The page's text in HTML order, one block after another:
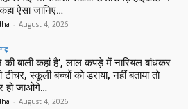
ऐसा जानिए…
- August 4, 2026
की बाली कहां है’, लाल कपड़े में नारियल बांधकर
टीचर, स्कूली बच्चों को डराया, नहीं बताया तो
हो जाओगे…
- August 4, 2026